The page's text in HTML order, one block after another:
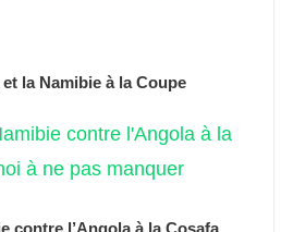
la Namibie à la Coupe